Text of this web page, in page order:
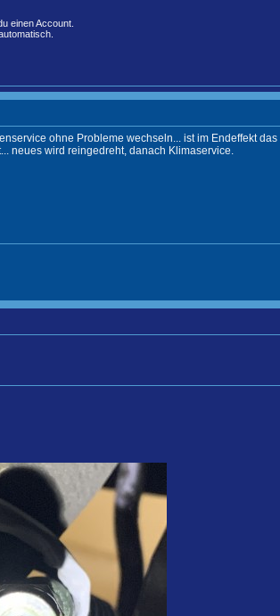
einen Account.
ohne Probleme wechseln... ist im Endeffekt
neues wird reingedreht, danach Klimaservice.